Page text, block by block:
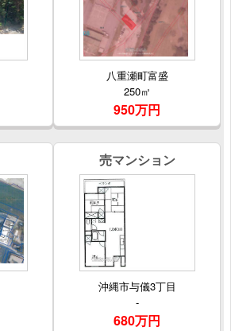
八重瀬町富盛
250㎡
950万円
売マンション
沖縄市与儀3丁目
-
680万円